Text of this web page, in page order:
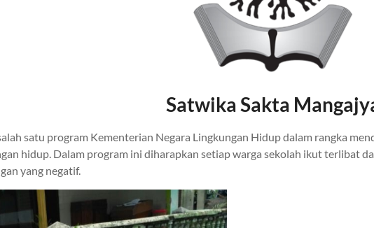
Satwika Sakta M
satu program Kementerian Negara Lingkungan Hidup dalam rangka
hidup. Dalam program ini diharapkan setiap warga sekolah ikut terlibat
yang negatif.